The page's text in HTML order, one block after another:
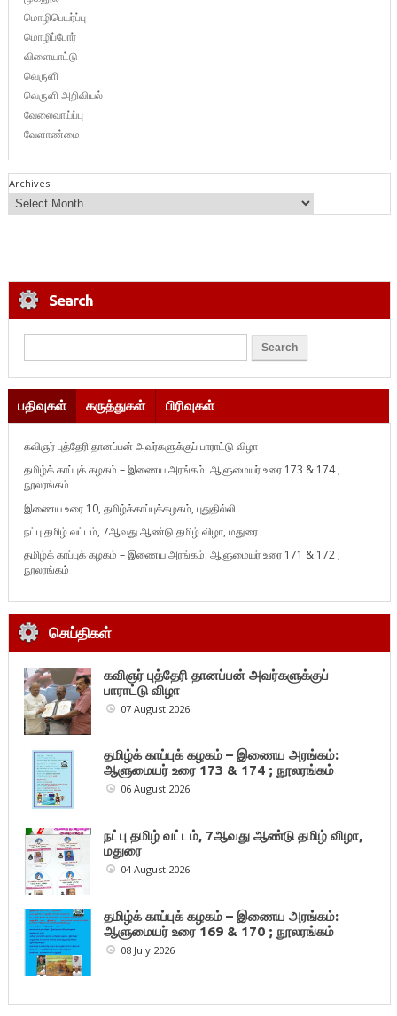
மொழிபெயர்ப்பு
மொழிப்போர்
விளையாட்டு
வெருளி
வெருளி அறிவியல்
வேலைவாய்ப்பு
வேளாண்மை
Archives
Search
பதிவுகள் கருத்துகள் பிரிவுகள்
கவிஞர் புத்தேரி தானப்பன் அவர்களுக்குப் பாராட்டு விழா
தமிழ்க் காப்புக் கழகம் – இணைய அரங்கம்: ஆளுமையர் உரை 173 & 174 ;
நூலரங்கம்
இணைய உரை 10, தமிழ்க்காப்புக்கழகம், புதுதில்லி
நட்பு தமிழ் வட்டம், 7ஆவது ஆண்டு தமிழ் விழா, மதுரை
தமிழ்க் காப்புக் கழகம் – இணைய அரங்கம்: ஆளுமையர் உரை 171 & 172 ;
நூலரங்கம்
செய்திகள்
கவிஞர் புத்தேரி தானப்பன் அவர்களுக்குப்
பாராட்டு விழா
07 August 2026
தமிழ்க் காப்புக் கழகம் – இணைய அரங்கம்:
ஆளுமையர் உரை 173 & 174 ; நூலரங்கம்
06 August 2026
நட்பு தமிழ் வட்டம், 7ஆவது ஆண்டு தமிழ் விழா,
மதுரை
04 August 2026
தமிழ்க் காப்புக் கழகம் – இணைய அரங்கம்:
ஆளுமையர் உரை 169 & 170 ; நூலரங்கம்
08 July 2026